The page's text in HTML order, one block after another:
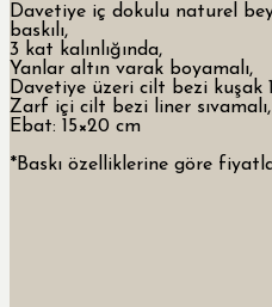
Davetiye iç dokulu naturel
baskılı,
3 kat kalınlığında,
Yanlar altın varak boyamalı,
Davetiye üzeri cilt bezi kuşak
Zarf içi cilt bezi liner sıvamalı,
Ebat: 15×20 cm
*Baskı özelliklerine göre